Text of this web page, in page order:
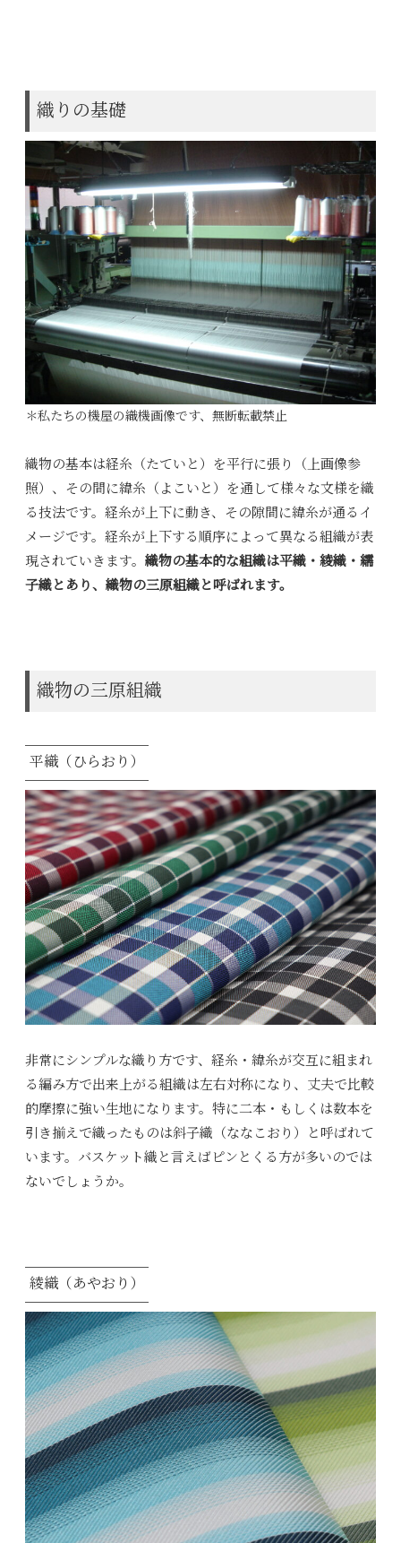
織りの基礎
＊私たちの機屋の織機画像です、無断転載禁止
織物の基本は経糸（たていと）を平行に張り（上画像参
照）、その間に緯糸（よこいと）を通して様々な文様を織
る技法です。経糸が上下に動き、その隙間に緯糸が通るイ
メージです。経糸が上下する順序によって異なる組織が表
現されていきます。 織物の基本的な組織は平織・綾織・繻
子織とあり、織物の三原組織と呼ばれます。
織物の三原組織
平織（ひらおり）
非常にシンプルな織り方です、経糸・緯糸が交互に組まれ
る編み方で出来上がる組織は左右対称になり、丈夫で比較
的摩擦に強い生地になります。特に二本・もしくは数本を
引き揃えで織ったものは斜子織（ななこおり）と呼ばれて
います。バスケット織と言えばピンとくる方が多いのでは
ないでしょうか。
綾織（あやおり）